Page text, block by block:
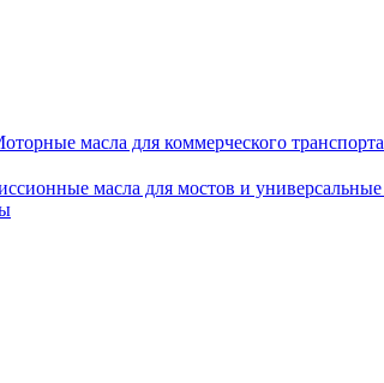
масла для коммерческого транспорта
масла для мостов и универсальные